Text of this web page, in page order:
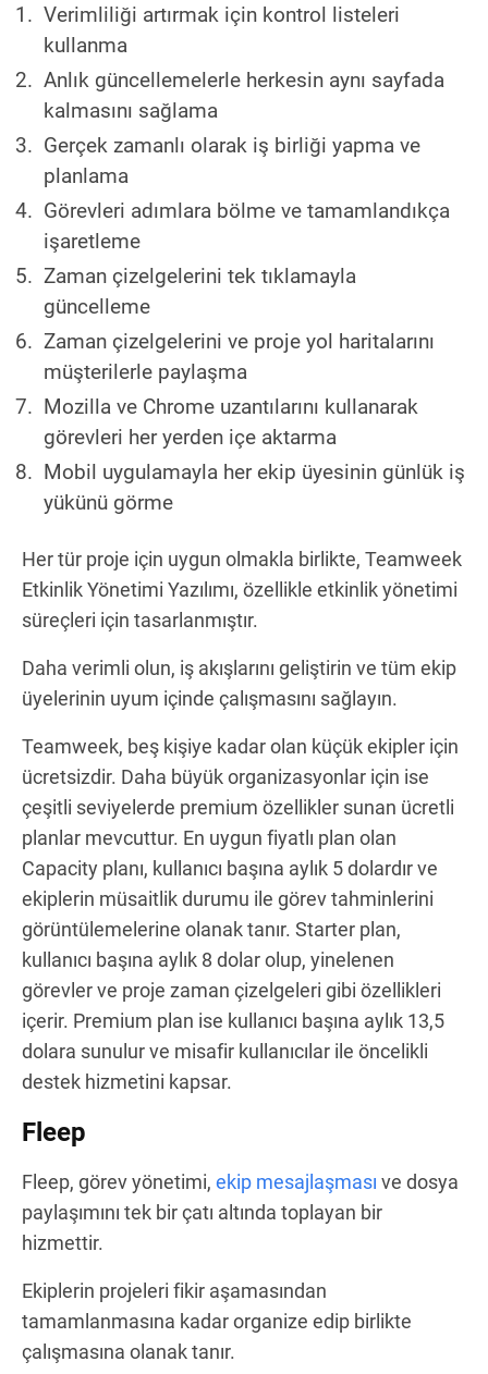
Verimliliği artırmak için kontrol listeleri
kullanma
Anlık güncellemelerle herkesin aynı sayfada
kalmasını sağlama
Gerçek zamanlı olarak iş birliği yapma ve
planlama
Görevleri adımlara bölme ve tamamlandıkça
işaretleme
Zaman çizelgelerini tek tıklamayla
güncelleme
Zaman çizelgelerini ve proje yol haritalarını
müşterilerle paylaşma
Mozilla ve Chrome uzantılarını kullanarak
görevleri her yerden içe aktarma
Mobil uygulamayla her ekip üyesinin günlük iş
yükünü görme
Her tür proje için uygun olmakla birlikte, Teamweek
Etkinlik Yönetimi Yazılımı, özellikle etkinlik yönetimi
süreçleri için tasarlanmıştır.
Daha verimli olun, iş akışlarını geliştirin ve tüm ekip
üyelerinin uyum içinde çalışmasını sağlayın.
Teamweek, beş kişiye kadar olan küçük ekipler için
ücretsizdir. Daha büyük organizasyonlar için ise
çeşitli seviyelerde premium özellikler sunan ücretli
planlar mevcuttur. En uygun fiyatlı plan olan
Capacity planı, kullanıcı başına aylık 5 dolardır ve
ekiplerin müsaitlik durumu ile görev tahminlerini
görüntülemelerine olanak tanır. Starter plan,
kullanıcı başına aylık 8 dolar olup, yinelenen
görevler ve proje zaman çizelgeleri gibi özellikleri
içerir. Premium plan ise kullanıcı başına aylık 13,5
dolara sunulur ve misafir kullanıcılar ile öncelikli
destek hizmetini kapsar.
Fleep
Fleep, görev yönetimi, ekip mesajlaşması ve dosya
paylaşımını tek bir çatı altında toplayan bir
hizmettir.
Ekiplerin projeleri fikir aşamasından
tamamlanmasına kadar organize edip birlikte
çalışmasına olanak tanır.